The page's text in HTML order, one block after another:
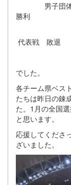
男子団体 1
勝利
2回戦
代表戦 敗退
でした。
各チーム県ベス
たちは昨日の錬
た。1月の全国
と思います。
応援してくださ
ざいました。